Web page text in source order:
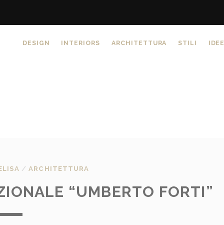
DESIGN INTERIORS ARCHITETTURA STILI IDEE
/ARCHITETTURA
“UMBERTO FORTI”